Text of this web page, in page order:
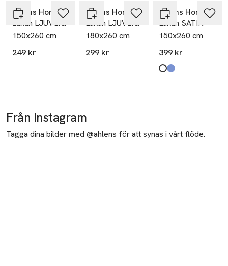
Åhléns Home
Lakan LJUVLIG
150x260 cm
249 kr
Åhléns Home
Lakan LJUVLIG
180x260 cm
299 kr
Åhléns Home
Lakan SATIN
150x260 cm
399 kr
Produkten finns i
White
Dark Blue
Från Instagram
Tagga dina bilder med @ahlens för att synas i vårt flöde.